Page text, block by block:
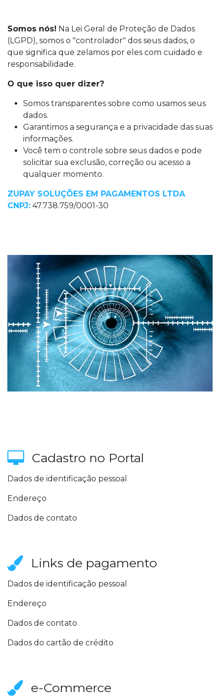
Somos nós! Na Lei Geral de Proteção de Dados
(LGPD), somos o "controlador" dos seus dados, o
que significa que zelamos por eles com cuidado e
responsabilidade.
O que isso quer dizer?
Somos transparentes sobre como usamos seus
dados.
Garantimos a segurança e a privacidade das suas
informações.
Você tem o controle sobre seus dados e pode
solicitar sua exclusão, correção ou acesso a
qualquer momento.
ZUPAY SOLUÇÕES EM PAGAMENTOS LTDA
CNPJ: 47.738.759/0001-30
Cadastro no Portal
Dados de identificação pessoal
Endereço
Dados de contato
Links de pagamento
Dados de identificação pessoal
Endereço
Dados de contato
Dados do cartão de crédito
e-Commerce